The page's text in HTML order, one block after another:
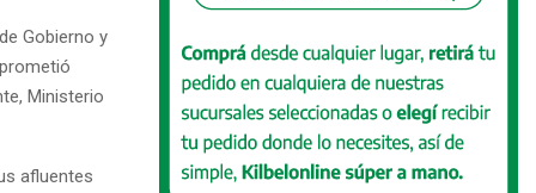
Gobierno y
Ministerio
afluentes